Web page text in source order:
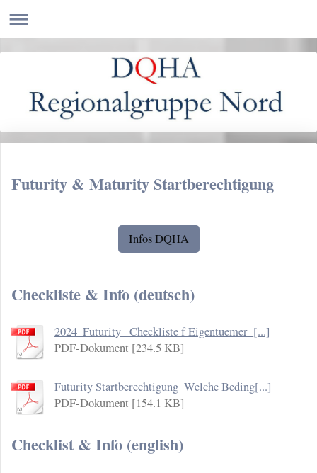
Futurity & Maturity Startberechtigung
Infos DQHA
Checkliste & Info (deutsch)
2024_Futurity_ Checkliste f Eigentuemer_[...]
PDF-Dokument [234.5 KB]
Futurity Startberechtigung_Welche Beding[...]
PDF-Dokument [154.1 KB]
Checklist & Info (english)